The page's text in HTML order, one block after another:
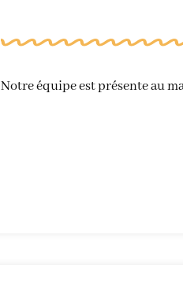
Notre équipe est présente au